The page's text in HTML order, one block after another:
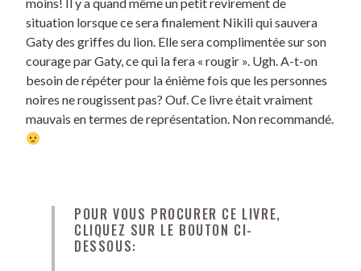
situation lorsque ce sera finalement Nikili qui sauvera
Gaty des griffes du lion. Elle sera complimentée sur son
courage par Gaty, ce qui la fera « rougir ». Ugh. A-t-on
besoin de répéter pour la énième fois que les personnes
noires ne rougissent pas? Ouf. Ce livre était vraiment
mauvais en termes de représentation. Non recommandé.
POUR VOUS PROCURER CE LIVRE,
CLIQUEZ SUR LE BOUTON CI-
DESSOUS: